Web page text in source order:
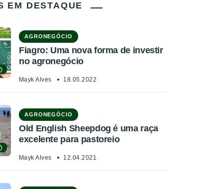
EM DESTAQUE
AGRONEGÓCIO
Fiagro: Uma nova forma de investir
no agronegócio
Mayk Alves 18.05.2022
AGRONEGÓCIO
Old English Sheepdog é uma raça
excelente para pastoreio
Mayk Alves 12.04.2021